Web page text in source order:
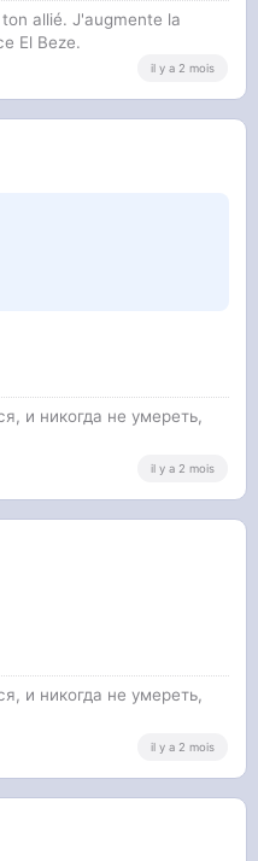
allié. J'augmente la
El Beze.
il y a 2 mois
и никогда не умереть,
il y a 2 mois
и никогда не умереть,
il y a 2 mois